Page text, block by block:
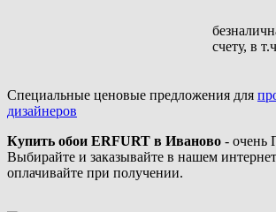
счету, в
Специальные ценовые предложения для
дизайнеров
Купить обои ERFURT в Иваново -
Выбирайте и заказывайте в нашем
оплачивайте при получении.